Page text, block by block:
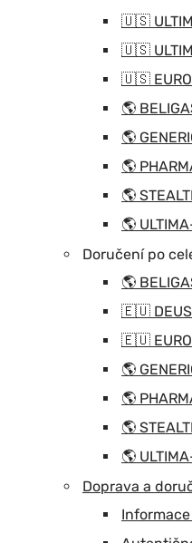
🇺🇸
🇺🇸
🇺🇸
🌎
🌎
🌎
🌎
🌎
Doručení po
🌎
🇪🇺 DEUS
🇪🇺
🌎
🌎
🌎
🌎
Doprava a